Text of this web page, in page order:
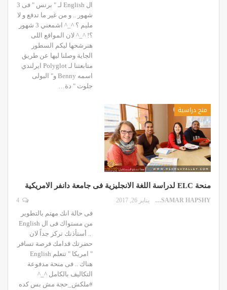
ال English لـ " برنس " فى 3
شهور .. و من غير ما تدفع و لا
مليم ؟ ^_^ اشمعني 3 شهور
؟! ^_^ لان المواقع اللى
هنرشحها ليكم السطور
الجاية وصلنا ليها عن طريق
متابعتنا لـ Polyglot ايرلندي
اسمه Benny و" البولى
جلوت " دة…
منح دراسية
منحة ELC لدراسة اللغة الانجليزية فى جامعة دانفر الامريكية
SAMAR HAPSHY يناير 26, 2017
فى حالة انك مهتم بالتطوير
من مستواك فى ال English
.. أستأذنك تركز جداً لان
حضرتك قدامك فرصة تسافر
" امريكا " تتعلم English
هناك .. فى منحة مدفوعة
التكاليف بالكامل ^_^
#ملكش_حجة مش بس كده